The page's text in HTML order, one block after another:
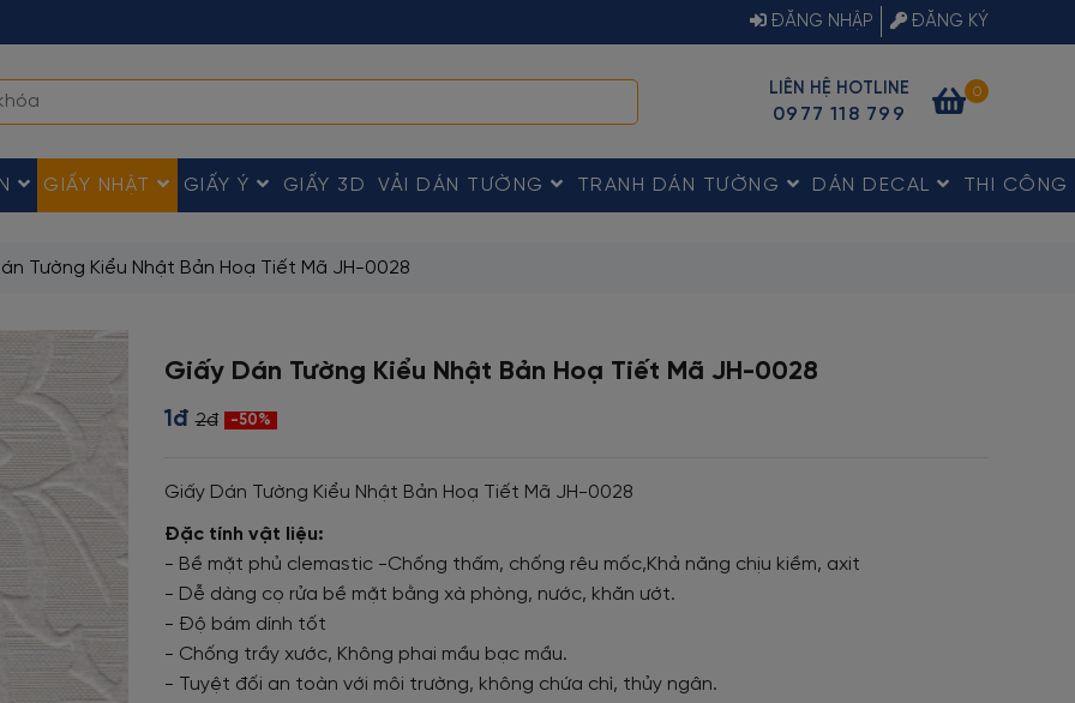
ĐĂNG NHẬP ĐĂNG KÝ
LIÊN HỆ HOTLINE
0977 118 799
0
GIẤY NHẬT GIẤY Ý GIẤY 3D VẢI DÁN TƯỜNG TRANH DÁN TƯỜNG DÁN DECAL THI CÔNG
Tường Kiểu Nhật Bản Hoạ Tiết Mã JH-0028
Giấy Dán Tường Kiểu Nhật Bản Hoạ Tiết Mã JH-0028
1đ 2đ -50%
Giấy Dán Tường Kiểu Nhật Bản Hoạ Tiết Mã JH-0028
Đặc tính vật liệu:
- Bề mặt phủ clemastic -Chống thấm, chống rêu mốc,Khả năng chịu kiềm, axit
- Dễ dàng cọ rửa bề mặt bằng xà phòng, nước, khăn ướt.
- Độ bám dính tốt
- Chống trầy xước, Không phai mầu bạc mầu.
- Tuyệt đối an toàn với môi trường, không chứa chì, thủy ngân.